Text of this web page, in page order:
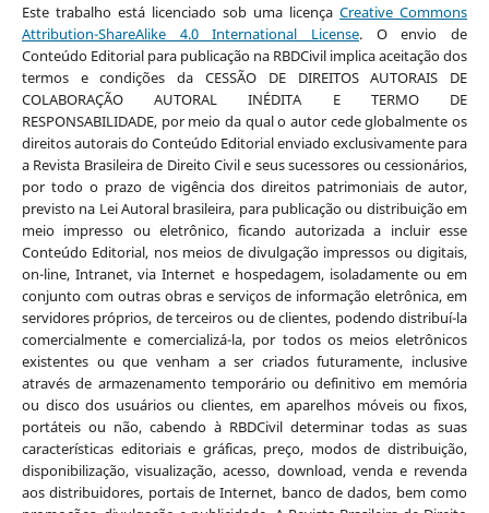
Este trabalho está licenciado sob uma licençaCreative Commons
Attribution-ShareAlike 4.0 International License. O envio de
Conteúdo Editorial para publicação na RBDCivil implica aceitação dos
termos e condições da CESSÃO DE DIREITOS AUTORAIS DE
COLABORAÇÃO AUTORAL INÉDITA E TERMO DE
RESPONSABILIDADE, por meio da qual o autor cede globalmente os
direitos autorais do Conteúdo Editorial enviado exclusivamente para
a Revista Brasileira de Direito Civil e seus sucessores ou cessionários,
por todo o prazo de vigência dos direitos patrimoniais de autor,
previsto na Lei Autoral brasileira, para publicação ou distribuição em
meio impresso ou eletrônico, ficando autorizada a incluir esse
Conteúdo Editorial, nos meios de divulgação impressos ou digitais,
on-line, Intranet, via Internet e hospedagem, isoladamente ou em
conjunto com outras obras e serviços de informação eletrônica, em
servidores próprios, de terceiros ou de clientes, podendo distribuí-la
comercialmente e comercializá-la, por todos os meios eletrônicos
existentes ou que venham a ser criados futuramente, inclusive
através de armazenamento temporário ou definitivo em memória
ou disco dos usuários ou clientes, em aparelhos móveis ou fixos,
portáteis ou não, cabendo à RBDCivil determinar todas as suas
características editoriais e gráficas, preço, modos de distribuição,
disponibilização, visualização, acesso, download, venda e revenda
aos distribuidores, portais de Internet, banco de dados, bem como